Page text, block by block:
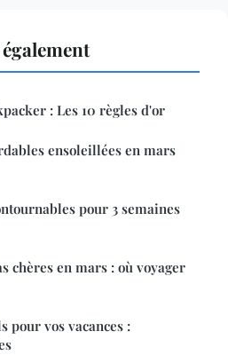
: Les 10 règles d'or
ensoleillées en mars
pour 3 semaines
chères en mars : où voyager
pour vos vacances :